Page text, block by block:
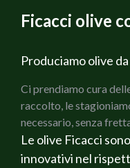
Ficacci olive
Produciamo olive
Ci prendiamo cura
raccolto, le
necessario, senza
Le olive Ficacci
innovativi nel